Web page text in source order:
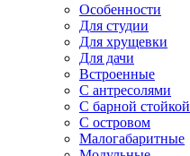
Особенности
Для студии
Для хрущевки
Для дачи
Встроенные
С антресолями
С барной стойкой
С островом
Малогабаритные